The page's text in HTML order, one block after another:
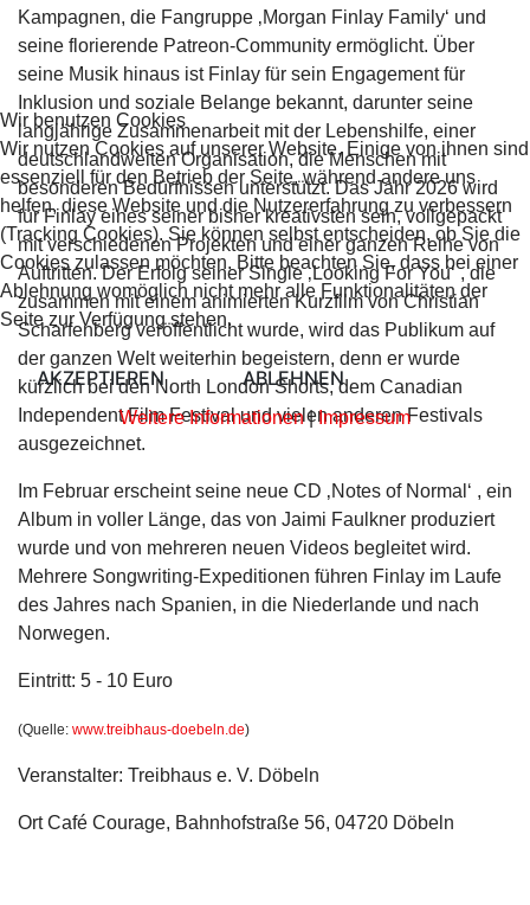
Kampagnen, die Fangruppe ‚Morgan Finlay Family‘ und
seine florierende Patreon-Community ermöglicht. Über
seine Musik hinaus ist Finlay für sein Engagement für
Inklusion und soziale Belange bekannt, darunter seine
langjährige Zusammenarbeit mit der Lebenshilfe, einer
deutschlandweiten Organisation, die Menschen mit
besonderen Bedürfnissen unterstützt. Das Jahr 2026 wird
für Finlay eines seiner bisher kreativsten sein, vollgepackt
mit verschiedenen Projekten und einer ganzen Reihe von
Auftritten. Der Erfolg seiner Single ‚Looking For You‘ , die
zusammen mit einem animierten Kurzfilm von Christian
Scharfenberg veröffentlicht wurde, wird das Publikum auf
der ganzen Welt weiterhin begeistern, denn er wurde
kürzlich bei den North London Shorts, dem Canadian
Independent Film Festival und vielen anderen Festivals
ausgezeichnet.
Im Februar erscheint seine neue CD ‚Notes of Normal‘ , ein
Album in voller Länge, das von Jaimi Faulkner produziert
wurde und von mehreren neuen Videos begleitet wird.
Mehrere Songwriting-Expeditionen führen Finlay im Laufe
des Jahres nach Spanien, in die Niederlande und nach
Norwegen.
Eintritt: 5 - 10 Euro
(Quelle: www.treibhaus-doebeln.de)
Veranstalter: Treibhaus e. V. Döbeln
OrtCafé Courage, Bahnhofstraße 56, 04720 Döbeln
Wir benutzen Cookies
Wir nutzen Cookies auf unserer Website. Einige von ihnen sind
essenziell für den Betrieb der Seite, während andere uns
helfen, diese Website und die Nutzererfahrung zu verbessern
(Tracking Cookies). Sie können selbst entscheiden, ob Sie die
Cookies zulassen möchten. Bitte beachten Sie, dass bei einer
Ablehnung womöglich nicht mehr alle Funktionalitäten der
Seite zur Verfügung stehen.
AKZEPTIEREN ABLEHNEN
Weitere Informationen|Impressum